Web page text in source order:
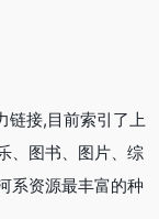
链接,目前索引了上
、图书、图片、综
系资源最丰富的种